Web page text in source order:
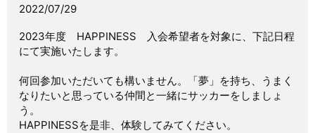
2022/07/29
2023年度 HAPPINESS 入会希望者を対象に、下記日程
にて実施いたします。
何回参加いただいても構いません。「夢」を持ち、うまく
なりたいと思っている仲間と一緒にサッカーをしましょ
う。
HAPPINESSを是非、体験してみてください。